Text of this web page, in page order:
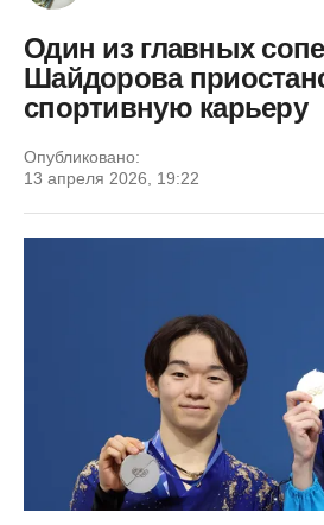
Один из главных
Шайдорова
спортивную карьеру
Опубликовано:
13 апреля 2026, 19:22